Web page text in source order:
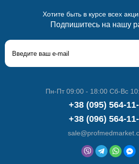
Хотите быть в курсе всех
Подпишитесь на нашу
Пн-Пт 09:00 - 18:00 Сб-Вс
+38 (095) 564-
+38 (096) 564-